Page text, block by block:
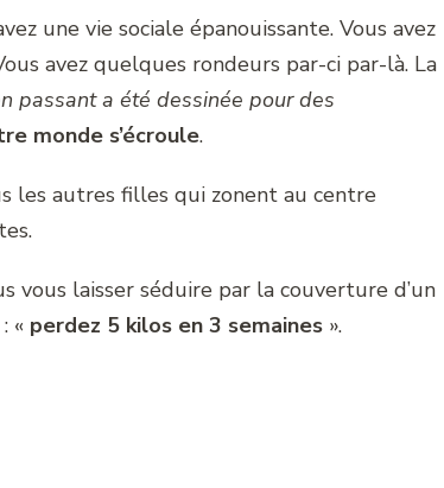
une vie sociale épanouissante. Vous avez
avez quelques rondeurs par-ci par-là. La
passant a été dessinée pour des
monde s’écroule.
les autres filles qui zonent au centre
vous laisser séduire par la couverture d’un
« perdez 5 kilos en 3 semaines ».